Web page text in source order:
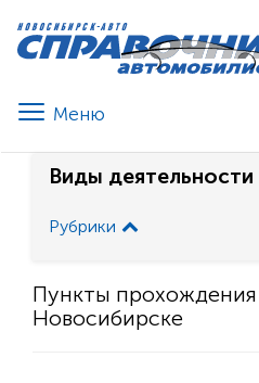
Виды деятельности
Рубрики
Пункты
Новосибирске